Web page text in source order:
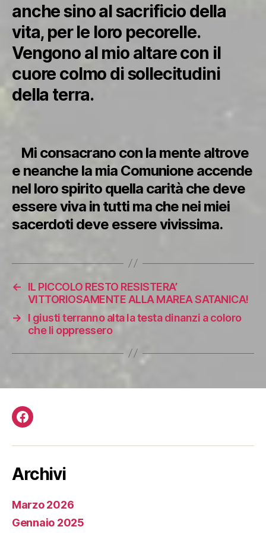
anche sino al sacrificio della
vita, per le loro pecorelle.
Vengono al mio altare con il
cuore colmo di sollecitudini
della terra.
Mi consacrano con la mente altrove
e neanche la mia Comunione accende
nel loro spirito quella carità che deve
essere viva in tutti ma che nei miei
sacerdoti deve essere vivissima.
←
IL PICCOLO RESTO RESISTERA’
VITTORIOSAMENTE ALLA MAREA SATANICA!
→
I giusti terranno alta la testa dinanzi a coloro
che li oppressero
Facebook
Archivi
Marzo 2026
Gennaio 2025